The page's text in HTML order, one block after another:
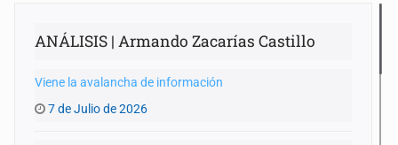
ANÁLISIS | Armando Zacarías Castillo
Viene la avalancha de información
7 de Julio de 2026